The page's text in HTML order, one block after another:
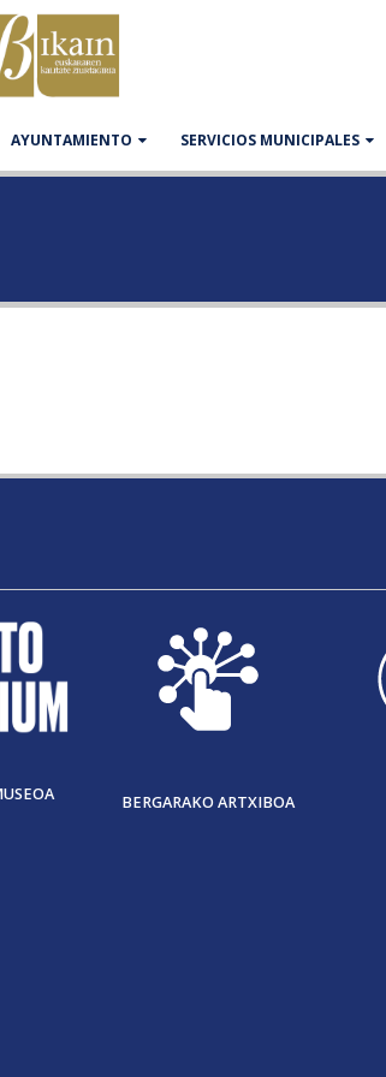
AYUNTAMIENTO SERVICIOS MUNICIPALES
BERGARAKO ARTXIBOA